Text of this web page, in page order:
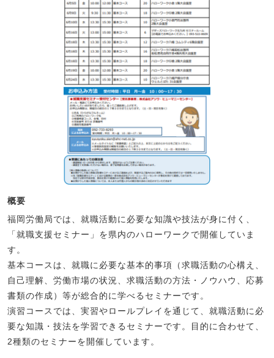
概要
福岡労働局では、就職活動に必要な知識や技法が身に付く、
「就職支援セミナー」を県内のハローワークで開催していま
す。
基本コースは、就職に必要な基本的事項（求職活動の心構え、
自己理解、労働市場の状況、求職活動の方法・ノウハウ、応募
書類の作成）等が総合的に学べるセミナーです。
演習コースでは、実習やロールプレイを通じて、就職活動に必
要な知識・技法を学習できるセミナーです。目的に合わせて、
2種類のセミナーを開催しています。